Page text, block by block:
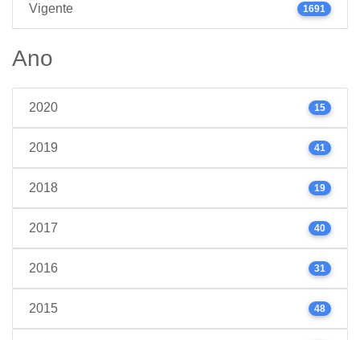
Vigente 1691
Ano
2020 15
2019 41
2018 19
2017 40
2016 31
2015 48